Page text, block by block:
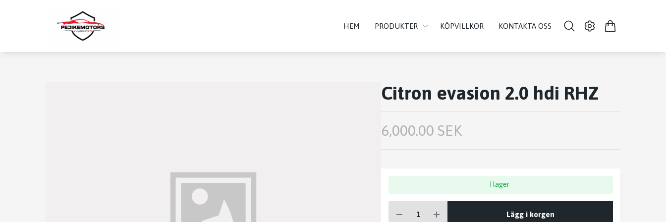
HEM PRODUKTER KÖPVILLKOR KONTAKTA OSS
Citron evasion 2.0 hdi RHZ
6,000.00 SEK
I lager
Lägg i korgen